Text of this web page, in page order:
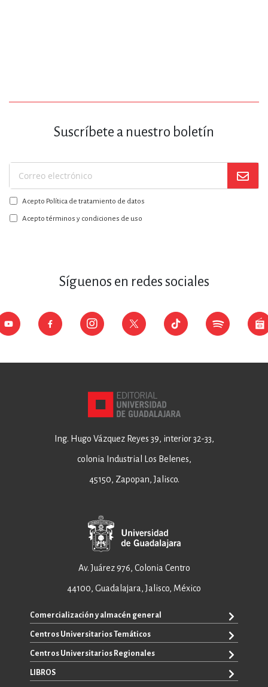
Suscríbete a nuestro boletín
Suscríbase
a
nuestro
boletín:
Acepto Política de tratamiento de datos
Acepto términos y condiciones de uso
Síguenos en redes sociales
Ing. Hugo Vázquez Reyes 39, interior 32-33,
colonia Industrial Los Belenes,
45150, Zapopan, Jalisco.
Av. Juárez 976, Colonia Centro
44100, Guadalajara, Jalisco, México
Comercialización y almacén general
+52 33 3640 6326
+52 33 3640 4595
ventas@editorial.udg.mx
Centros Universitarios Temáticos
CUAAD
CUCEA
Centros Universitarios Regionales
CUALTOS
LIBROS